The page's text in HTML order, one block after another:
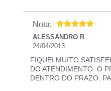
Nota:
ALESSANDRO R
24/04/2013
FIQUEI MUITO
DO ATENDIMENTO. O
DENTRO DO PRAZO.